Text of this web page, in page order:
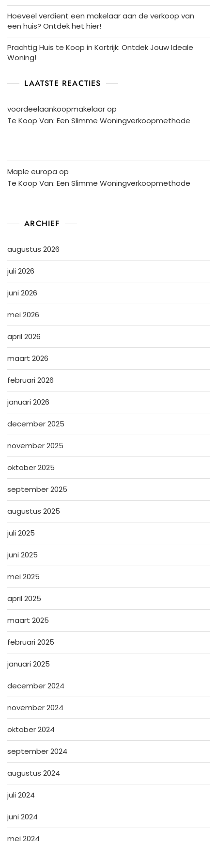
Hoeveel verdient een makelaar aan de verkoop van
een huis? Ontdek het hier!
Prachtig Huis te Koop in Kortrijk: Ontdek Jouw Ideale
Woning!
LAATSTE REACTIES
voordeelaankoopmakelaarop
Te Koop Van: Een Slimme Woningverkoopmethode
Maple europa op
Te Koop Van: Een Slimme Woningverkoopmethode
ARCHIEF
augustus 2026
juli 2026
juni 2026
mei 2026
april 2026
maart 2026
februari 2026
januari 2026
december 2025
november 2025
oktober 2025
september 2025
augustus 2025
juli 2025
juni 2025
mei 2025
april 2025
maart 2025
februari 2025
januari 2025
december 2024
november 2024
oktober 2024
september 2024
augustus 2024
juli 2024
juni 2024
mei 2024